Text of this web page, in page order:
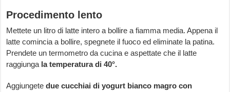
Procedimento lento
Mettete un litro di latte intero a bollire a fiamma media. Appena il
latte comincia a bollire, spegnete il fuoco ed eliminate la patina.
Prendete un termometro da cucina e aspettate che il latte
raggiunga la temperatura di 40°.
Aggiungetedue cucchiai di yogurt bianco magro con